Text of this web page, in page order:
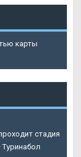
карты
стадия